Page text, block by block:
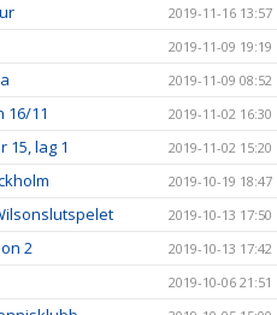
2019-11-16 13:57
2019-11-09 19:19
2019-11-09 08:52
16/11 2019-11-02 16:30
lag 1 2019-11-02 15:20
2019-10-19 18:47
2019-10-13 17:50
2 2019-10-13 17:42
2019-10-06 21:51